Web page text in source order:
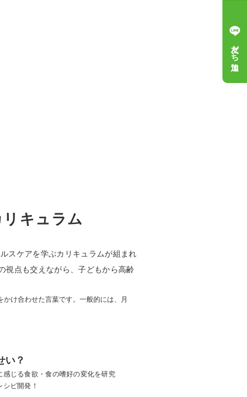
キュラム
スケアを学ぶカリキュラムが組まれ
視点も交えながら、子どもから高齢
け合わせた言葉です。一般的には、月
い？
じる食欲・食の嗜好の変化を研究
ピ開発！
友だち追加